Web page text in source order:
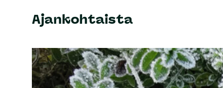
Ajankohtaista